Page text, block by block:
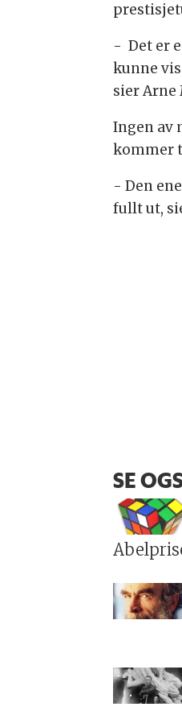
- Det er
kunne
sier Arne
Ingen av
kommer
- Den
fullt ut,
SE